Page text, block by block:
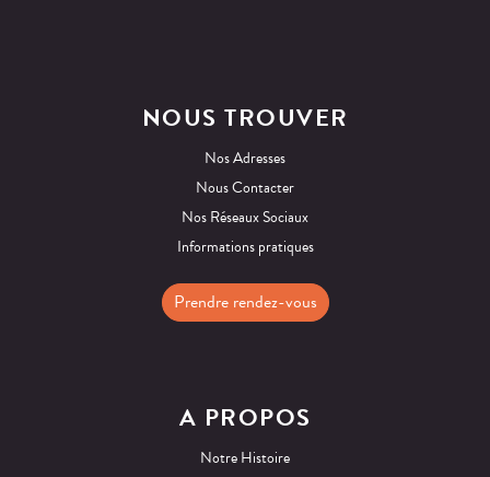
NOUS TROUVER
Nos Adresses
Nous Contacter
Nos Réseaux Sociaux
Informations pratiques
Prendre rendez-vous
A PROPOS
Notre Histoire